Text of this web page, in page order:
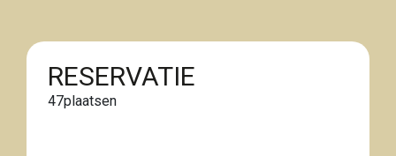
RESERVATIE
47plaatsen